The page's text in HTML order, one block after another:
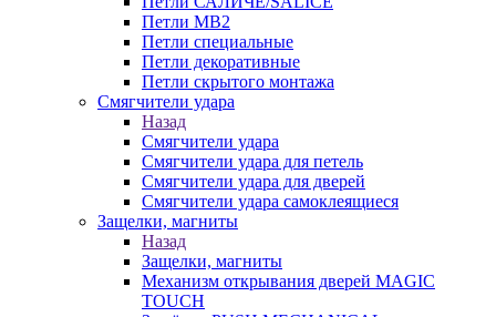
Петли MB2
Петли специальные
Петли декоративные
Петли скрытого монтажа
Смягчители удара
Назад
Смягчители удара
Смягчители удара для петель
Смягчители удара для дверей
Cмягчители удара самоклеящиеся
Защелки, магниты
Назад
Защелки, магниты
Механизм открывания дверей MAGIC
TOUCH